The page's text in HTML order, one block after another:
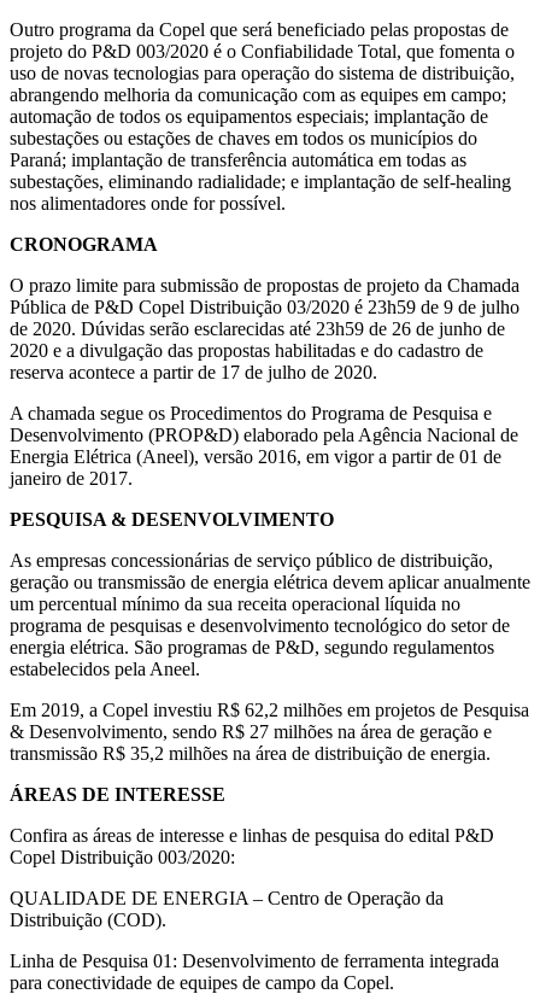
Outro programa da Copel que será beneficiado pelas propostas de
projeto do P&D 003/2020 é o Confiabilidade Total, que fomenta o
uso de novas tecnologias para operação do sistema de distribuição,
abrangendo melhoria da comunicação com as equipes em campo;
automação de todos os equipamentos especiais; implantação de
subestações ou estações de chaves em todos os municípios do
Paraná; implantação de transferência automática em todas as
subestações, eliminando radialidade; e implantação de self-healing
nos alimentadores onde for possível.
CRONOGRAMA
O prazo limite para submissão de propostas de projeto da Chamada
Pública de P&D Copel Distribuição 03/2020 é 23h59 de 9 de julho
de 2020. Dúvidas serão esclarecidas até 23h59 de 26 de junho de
2020 e a divulgação das propostas habilitadas e do cadastro de
reserva acontece a partir de 17 de julho de 2020.
A chamada segue os Procedimentos do Programa de Pesquisa e
Desenvolvimento (PROP&D) elaborado pela Agência Nacional de
Energia Elétrica (Aneel), versão 2016, em vigor a partir de 01 de
janeiro de 2017.
PESQUISA & DESENVOLVIMENTO
As empresas concessionárias de serviço público de distribuição,
geração ou transmissão de energia elétrica devem aplicar anualmente
um percentual mínimo da sua receita operacional líquida no
programa de pesquisas e desenvolvimento tecnológico do setor de
energia elétrica. São programas de P&D, segundo regulamentos
estabelecidos pela Aneel.
Em 2019, a Copel investiu R$ 62,2 milhões em projetos de Pesquisa
& Desenvolvimento, sendo R$ 27 milhões na área de geração e
transmissão R$ 35,2 milhões na área de distribuição de energia.
ÁREAS DE INTERESSE
Confira as áreas de interesse e linhas de pesquisa do edital P&D
Copel Distribuição 003/2020:
QUALIDADE DE ENERGIA – Centro de Operação da
Distribuição (COD).
Linha de Pesquisa 01: Desenvolvimento de ferramenta integrada
para conectividade de equipes de campo da Copel.